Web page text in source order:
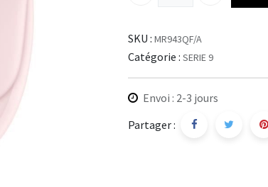
SKU : MR943QF/A
Catégorie : SERIE 9
Envoi : 2-3 jours
Partager :